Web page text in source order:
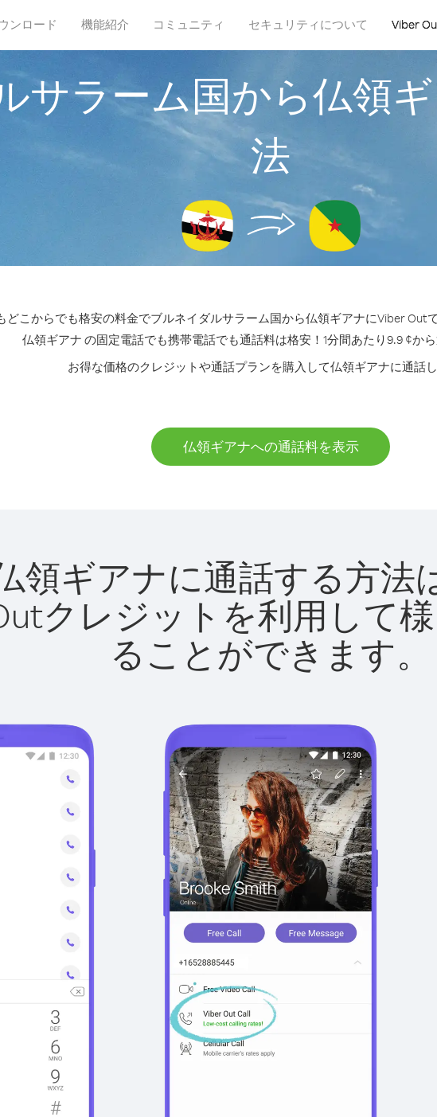
ンロード 機能紹介 コミュニティ セキュリティについて Viber
サラーム国から仏領
法
どこからでも格安の料金でブルネイダルサラーム国から仏領ギアナにViber Out
仏領ギアナ の固定電話でも携帯電話でも通話料は格安！1分間あたり9.9 ¢から
お得な価格のクレジットや通話プランを購入して仏領ギアナに通話し
仏領ギアナへの通話料を表示
領ギアナに通話する方法
クレジットを利用して
ることができます。